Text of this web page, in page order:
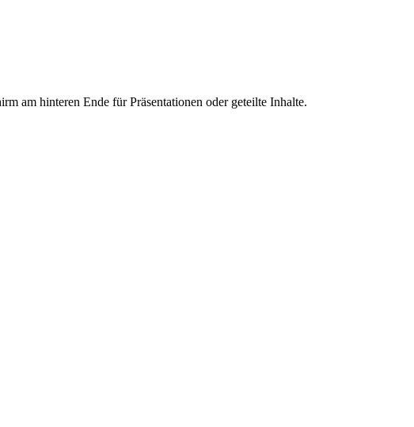
am hinteren Ende für Präsentationen oder geteilte Inhalte.